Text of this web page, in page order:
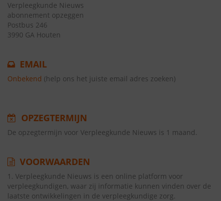
Verpleegkunde Nieuws
abonnement opzeggen
Postbus 246
3990 GA Houten
EMAIL
Onbekend (help ons het juiste email adres zoeken)
OPZEGTERMIJN
De opzegtermijn voor Verpleegkunde Nieuws is 1 maand.
VOORWAARDEN
1. Verpleegkunde Nieuws is een online platform voor
verpleegkundigen, waar zij informatie kunnen vinden over de
laatste ontwikkelingen in de verpleegkundige zorg.